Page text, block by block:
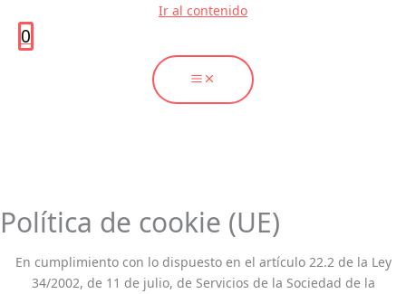
Ir al contenido
0
Política de cookie (UE)
En cumplimiento con lo dispuesto en el artículo 22.2 de la Ley
34/2002, de 11 de julio, de Servicios de la Sociedad de la